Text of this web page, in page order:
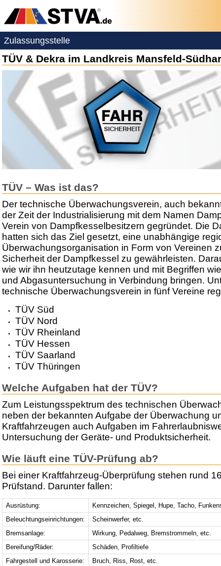
Zulassungsstelle
TÜV & Dekra im Landkreis Mansfeld-
TÜV – Was ist das?
Der technische Überwachungsverein, auch
der Zeit der Industrialisierung mit dem Namen
Verein von Dampfkesselbesitzern gegründet. Die
hatten sich das Ziel gesetzt, eine unabhängige
Überwachungsorganisation in Form von Vereinen
Sicherheit der Dampfkessel zu gewährleisten.
wie wir ihn heutzutage kennen und mit Begriffen
und Abgasuntersuchung in Verbindung bringen.
technische Überwachungsverein in fünf Vereine
TÜV Süd
TÜV Nord
TÜV Rheinland
TÜV Hessen
TÜV Saarland
TÜV Thüringen
Welche Aufgaben hat der TÜV?
Zum Leistungsspektrum des technischen
neben der bekannten Aufgabe der Überwachung
Kraftfahrzeugen auch Aufgaben im
Untersuchung der Geräte- und Produktsicherheit.
Wie läuft eine TÜV-Prüfung ab?
Bei einer Kraftfahrzeug-Überprüfung stehen rund
Prüfstand. Darunter fallen:
Ausrüstung:
Kennzeichen, Spiegel, Hupe, Tacho,
Beleuchtungseinrichtungen:
Scheinwerfer, etc.
Bremsanlage:
Wirkung, Pedalweg, Bremstrommeln, etc.
Bereifung/Räder:
Schäden, Profiltiefe
Fahrgestell und Karosserie:
Bruch, Riss, Rost, etc.